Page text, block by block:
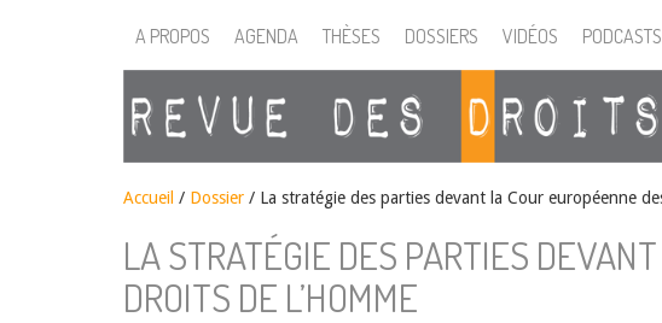
A PROPOS AGENDA THÈSES DOSSIERS VIDÉOS PODCASTS
Accueil / Dossier / La stratégie des parties devant la Cour européenne
LA STRATÉGIE DES PARTIES
DROITS DE L’HOMME